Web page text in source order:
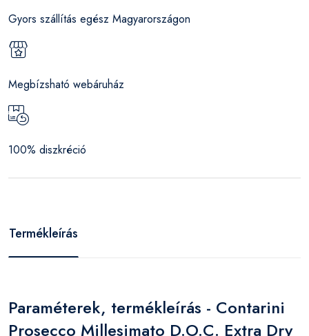
Gyors szállítás egész Magyarországon
Megbízsható webáruház
100% diszkréció
Termékleírás
Paraméterek, termékleírás - Contarini
Prosecco Millesimato D.O.C. Extra Dry